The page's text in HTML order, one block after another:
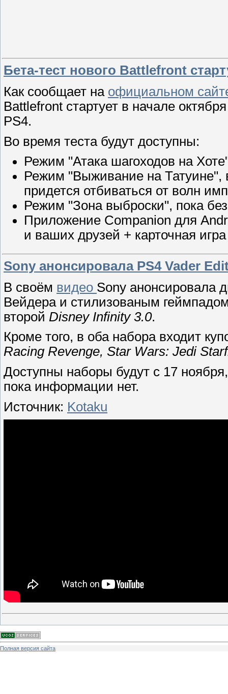
Бета-тест нового Battlefront
Как сообщает на официальном
Battlefront стартует в начале
PS4.
Во время теста будут доступны:
Режим "Атака шагоходов на
Режим "Выживание на Татуине",
придется отбиваться от волн
Режим "Зона выброски", пока
Приложение Companion для
и ваших друзей + карточная
Sony анонсировала PS4 Vader
В своём видео Sony анонсировала
Вейдера и стилизованым
второй Disney Infinity 3.0.
Кроме того, в оба набора входит
Racing Revenge, Star Wars: Jedi
Доступны наборы будут с 17
пока информации нет.
Источник: Kotaku
Полная версия сайта